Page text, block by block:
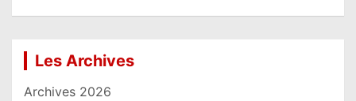
Les Archives
Archives 2026